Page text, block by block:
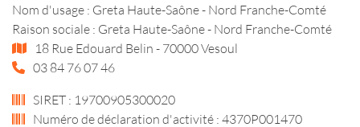
Nom d'usage : Greta Haute-Saône - Nord Franche-Comté
Raison sociale : Greta Haute-Saône - Nord Franche-Comté
18 Rue Edouard Belin - 70000 Vesoul
03 84 76 07 46
SIRET : 19700905300020
Numéro de déclaration d'activité : 4370P001470